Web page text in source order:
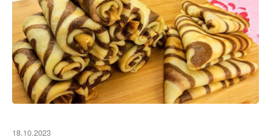
18.10.2023